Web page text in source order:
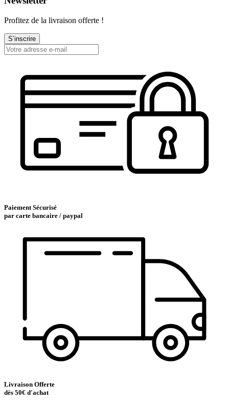
Profitez de la livraison offerte !
S’inscrire
Paiement Sécurisé
par carte bancaire / paypal
Livraison Offerte
dès 50€ d'achat